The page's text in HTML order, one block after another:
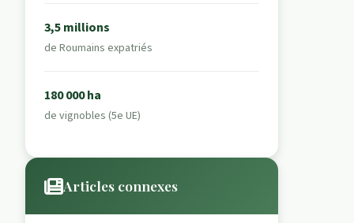
3,5 millions
de Roumains expatriés
180 000 ha
de vignobles (5e UE)
Articles connexes